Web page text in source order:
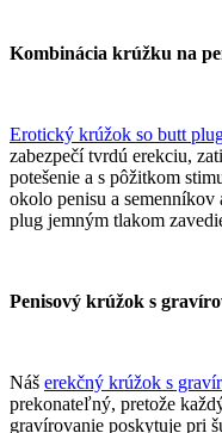
Kombinácia krúžku na
Erotický krúžok so butt
zabezpečí tvrdú erekciu,
potešenie a s pôžitkom
okolo penisu a
plug jemným tlakom
Penisový krúžok s
Náš erekčný krúžok s
prekonateľný, pretože
gravírovanie poskytuje pri